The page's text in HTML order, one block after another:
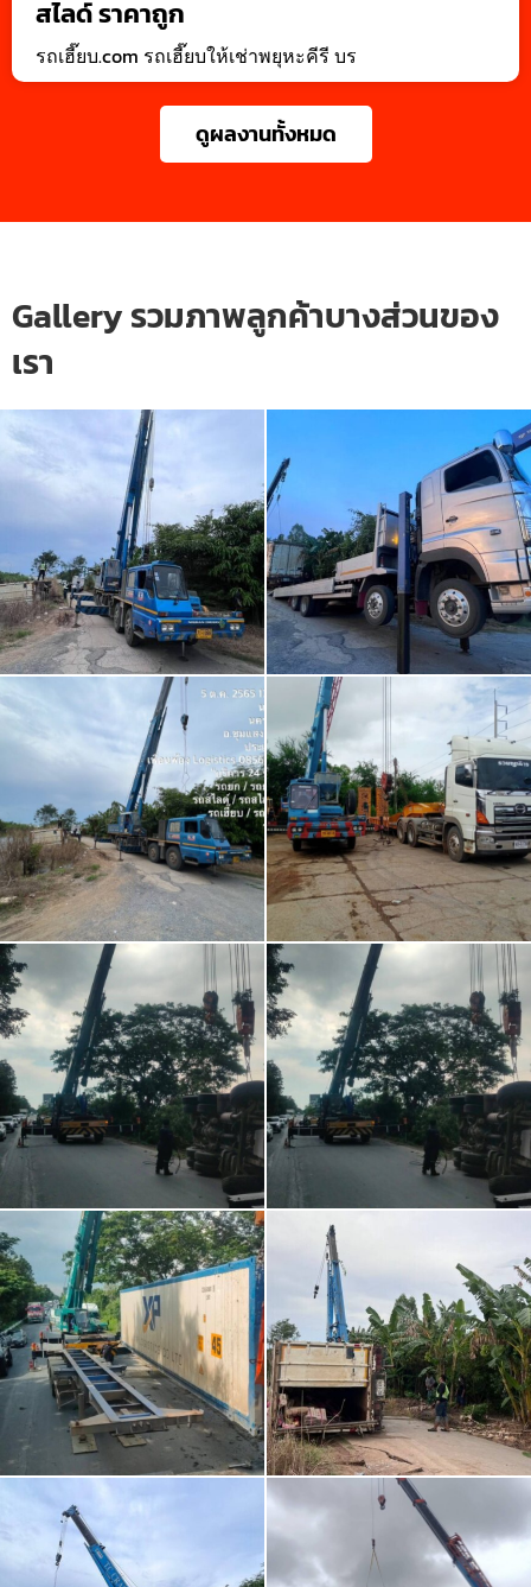
สไลด์ ราคาถูก
รถเฮี๊ยบ.com รถเฮี๊ยบให้เช่าพยุหะคีรี บร
ดูผลงานทั้งหมด
Gallery รวมภาพลูกค้าบางส่วนของ
เรา